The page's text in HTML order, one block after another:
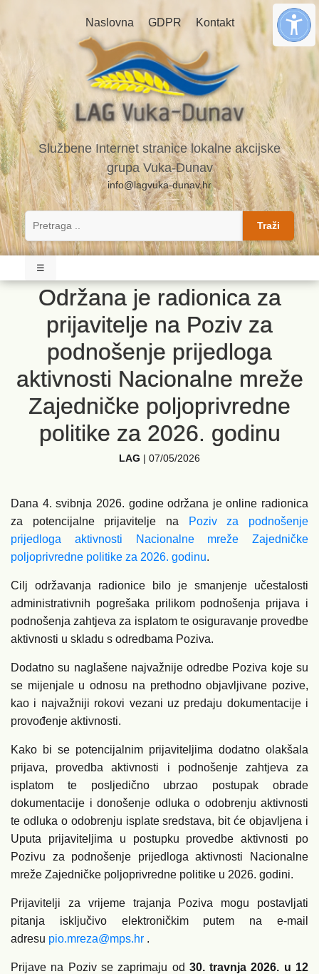
Naslovna GDPR Kontakt
Službene Internet stranice lokalne akcijske
grupa Vuka-Dunav
info@lagvuka-dunav.hr
Traži
☰
Održana je radionica za
prijavitelje na Poziv za
podnošenje prijedloga
aktivnosti Nacionalne mreže
Zajedničke poljoprivredne
politike za 2026. godinu
LAG | 07/05/2026
Dana 4. svibnja 2026. godine održana je online radionica
za potencijalne prijavitelje na
Poziv za podnošenje
prijedloga aktivnosti Nacionalne mreže Zajedničke
poljoprivredne politike za 2026. godinu.
Cilj održavanja radionice bilo je smanjenje učestalosti
administrativnih pogrešaka prilikom podnošenja prijava i
podnošenja zahtjeva za isplatom te osiguravanje provedbe
aktivnosti u skladu s odredbama Poziva.
Dodatno su naglašene najvažnije odredbe Poziva koje su
se mijenjale u odnosu na prethodno objavljivane pozive,
kao i najvažniji rokovi vezani uz predaju dokumentacije i
provođenje aktivnosti.
Kako bi se potencijalnim prijaviteljima dodatno olakšala
prijava, provedba aktivnosti i podnošenje zahtjeva za
isplatom te posljedično ubrzao postupak obrade
dokumentacije i donošenje odluka o odobrenju aktivnosti
te odluka o odobrenju isplate sredstava, bit će objavljena i
Uputa prijaviteljima u postupku provedbe aktivnosti po
Pozivu za podnošenje prijedloga aktivnosti Nacionalne
mreže Zajedničke poljoprivredne politike u 2026. godini.
Prijavitelji za vrijeme trajanja Poziva mogu postavljati
pitanja isključivo elektroničkim putem na e-mail
adresu pio.mreza@mps.hr .
Prijave na Poziv se zaprimaju od 30. travnja 2026. u 12